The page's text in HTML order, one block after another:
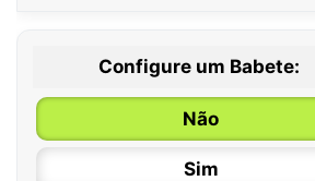
Configure um Babete:
Não
Sim